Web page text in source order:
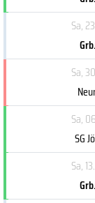
Sa,
Sa,
Sa,
SG
Sa,